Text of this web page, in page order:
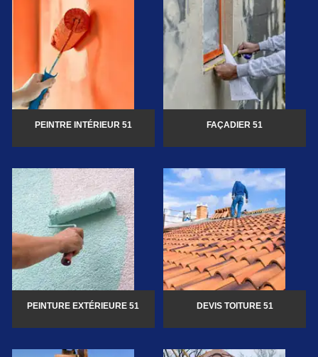
PEINTRE INTÉRIEUR 51 FAÇADIER 51
PEINTURE EXTÉRIEURE 51 DEVIS TOITURE 51